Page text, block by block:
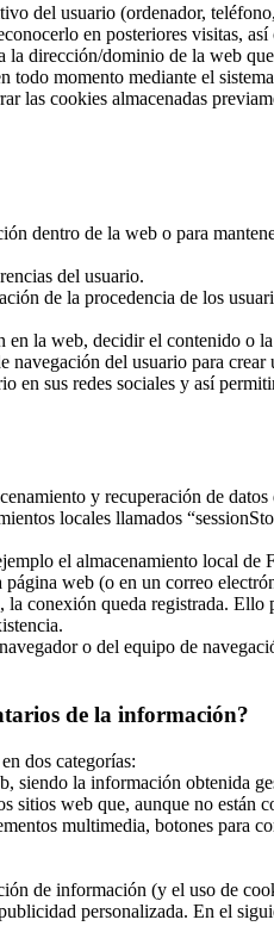
del usuario (ordenador,
en posteriores visitas,
dirección/dominio de la web
momento mediante el
las cookies almacenadas
dentro de la web o para
del usuario.
de la procedencia de los
la web, decidir el contenido o
del usuario para
en sus redes sociales y así
y recuperación de
locales llamados
el almacenamiento local
web (o en un correo
conexión queda registrada.
o del equipo de
de la información?
dos categorías:
siendo la información obtenida
sitios web que, aunque no
multimedia, botones para
de información (y el uso de
personalizada. En el